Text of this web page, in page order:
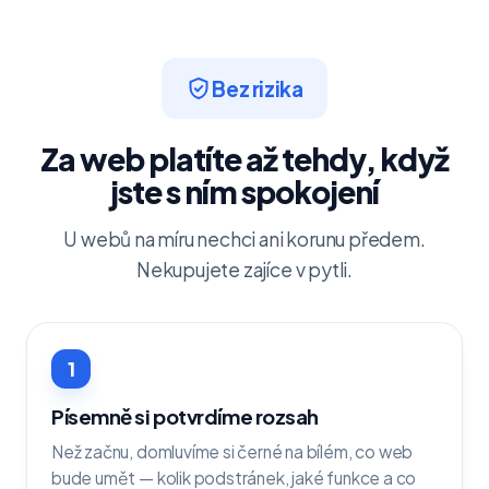
Bez rizika
Za web platíte až tehdy, když
jste s ním spokojení
U webů na míru nechci ani korunu předem.
Nekupujete zajíce v pytli.
1
Písemně si potvrdíme rozsah
Než začnu, domluvíme si černé na bílém, co web
bude umět — kolik podstránek, jaké funkce a co